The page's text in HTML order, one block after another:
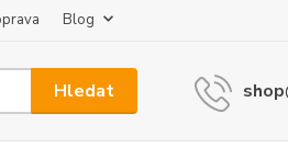
Blog
Hledat